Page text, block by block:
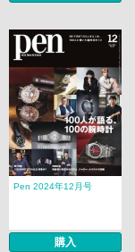
Pen 2024年12月号
購入